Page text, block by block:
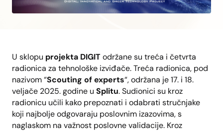
U sklopu projekta DIGITodržane su treća i četvrta
radionica za tehnološke izviđače. Treća radionica, pod
nazivom “Scouting of experts“, održana je 17. i 18.
veljače 2025. godine u Splitu. Sudionici su kroz
radionicu učili kako prepoznati i odabrati stručnjake
koji najbolje odgovaraju poslovnim izazovima, s
naglaskom na važnost poslovne validacije. Kroz